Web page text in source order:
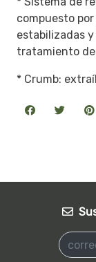
compuesto
estabilizadas
tratamiento
* Crumb: